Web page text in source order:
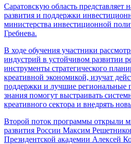
Саратовскую область представляет
развития и поддержки
министерства инвестиционной
Гребнева.
В ходе обучения участники
индустрий в устойчивом развитии
инструменты стратегического
креативной экономикой, изучат
поддержки и лучшие региональные
знания помогут выстраивать
креативного сектора и внедрять
Второй поток программы открыли
развития России Максим
Президентской академии Алексей